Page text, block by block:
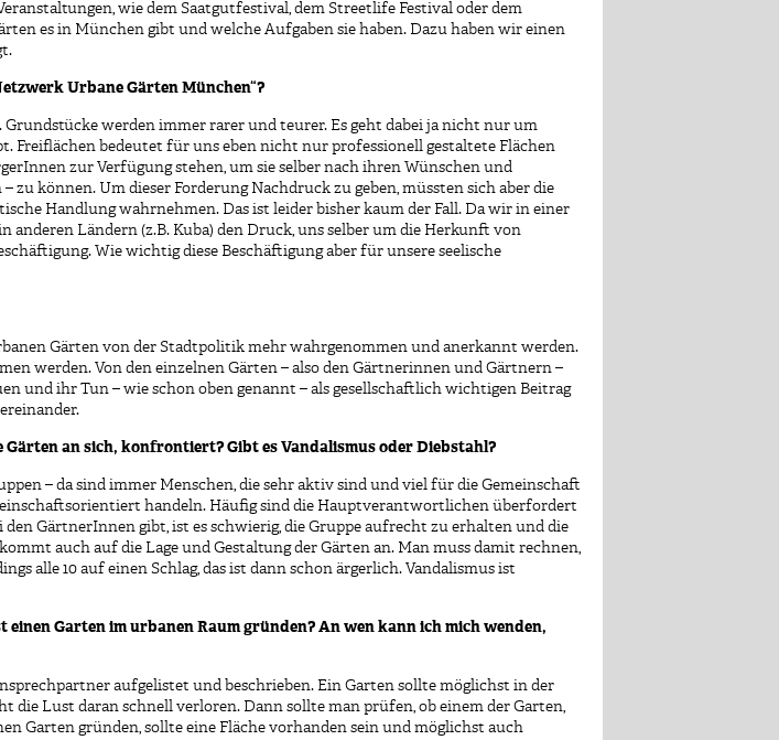
wie dem Saatgutfestival, dem Streetlife Festival oder dem
es in München gibt und welche Aufgaben sie haben. Dazu haben wir einen
Urbane Gärten München“?
werden immer rarer und teurer. Es geht dabei ja nicht nur um
Freiflächen bedeutet für uns eben nicht nur professionell gestaltete Flächen
zur Verfügung stehen, um sie selber nach ihren Wünschen und
können. Um dieser Forderung Nachdruck zu geben, müssten sich aber die
Handlung wahrnehmen. Das ist leider bisher kaum der Fall. Da wir in einer
Ländern (z.B. Kuba) den Druck, uns selber um die Herkunft von
Wie wichtig diese Beschäftigung aber für unsere seelische
Gärten von der Stadtpolitik mehr wahrgenommen und anerkannt werden.
werden. Von den einzelnen Gärten – also den Gärtnerinnen und Gärtnern –
und ihr Tun – wie schon oben genannt – als gesellschaftlich wichtigen Beitrag
an sich, konfrontiert? Gibt es Vandalismus oder Diebstahl?
– da sind immer Menschen, die sehr aktiv sind und viel für die Gemeinschaft
handeln. Häufig sind die Hauptverantwortlichen überfordert
GärtnerInnen gibt, ist es schwierig, die Gruppe aufrecht zu erhalten und die
auch auf die Lage und Gestaltung der Gärten an. Man muss damit rechnen,
alle 10 auf einen Schlag, das ist dann schon ärgerlich. Vandalismus ist
Garten im urbanen Raum gründen? An wen kann ich mich wenden,
aufgelistet und beschrieben. Ein Garten sollte möglichst in der
die Lust daran schnell verloren. Dann sollte man prüfen, ob einem der Garten,
Garten gründen, sollte eine Fläche vorhanden sein und möglichst auch